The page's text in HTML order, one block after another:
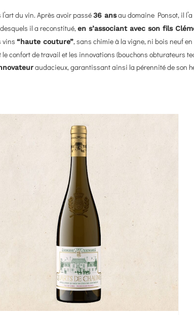
du vin. Après avoir passé36 ansau domaine Ponsot, il
il a reconstitué,en s’associant avec son fils
vins “haute couture”, sans chimie à la vigne, ni bois neuf
confort de travail et les innovations (bouchons obturateurs
audacieux, garantissant ainsi la pérennité de son